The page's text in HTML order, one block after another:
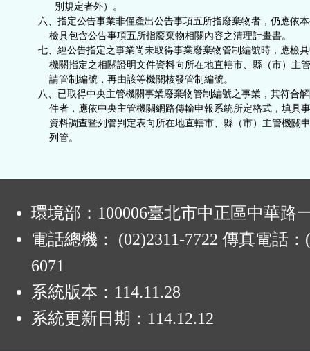
別規定者外）。
六、指定公告事業非僅產出公告事項五所指廢棄物者，仍應依本
檢具包含公告事項五所指廢棄物相關內容之清理計畫書。
七、經公告指定之事業尚未取得事業廢棄物管制編號時，應檢具
機關指定之相關證明文件資料向所在地直轄市、縣（市）主管
請管制編號，再由該等機關核發管制編號。
八、已取得中央主管機關事業廢棄物管制編號之事業，其符合解
件者，應依中央主管機關網路傳輸申報系統所定格式，填具事
資料調查暨列管判定表向所在地直轄市、縣（市）主管機關申
列管。
環境部：100006臺北市中正區中華路
電話總機： (02)2311-7722 傳真電話：
6071
系統版本： 114.11.28
系統更新日期： 114.12.12